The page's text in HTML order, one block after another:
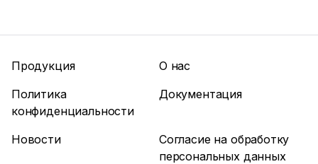
Продукция
О нас
Политика
конфиденциальности
Документация
Новости
Согласие на обработку
персональных данных